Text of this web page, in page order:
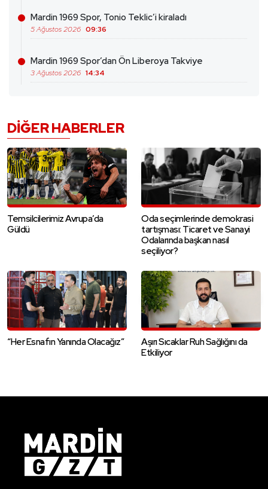
Mardin 1969 Spor, Tonio Teklic’i kiraladı
5 Ağustos 2026 09:36
Mardin 1969 Spor’dan Ön Liberoya Takviye
3 Ağustos 2026 14:34
DIĞER HABERLER
Temsilcilerimiz Avrupa’da
Güldü
Oda seçimlerinde demokrasi
tartışması: Ticaret ve Sanayi
Odalarında başkan nasıl
seçiliyor?
“Her Esnafın Yanında Olacağız”
Aşırı Sıcaklar Ruh Sağlığını da
Etkiliyor